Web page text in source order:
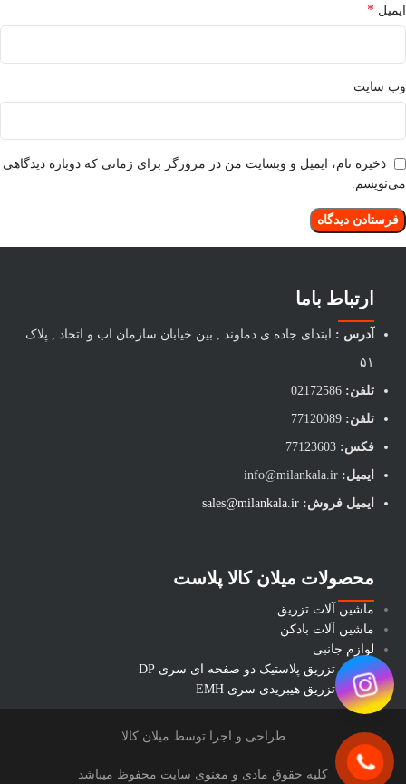
ایمیل *
وب‌ سایت
ذخیره نام، ایمیل و وبسایت من در مرورگر برای زمانی که دوباره دیدگاهی
می‌نویسم.
ارتباط باما
آدرس : ابتدای جاده ی دماوند , بین خیابان سازمان اب و اتحاد , پلاک
۵۱
تلفن: 02172586
تلفن:
فکس:
ایمیل:
ایمیل فروش: sales@milankala.ir
محصولات میلان کالا پلاست
ماشین آلات تزریق
ماشین آلات بادکن
لوازم جانبی
ماشین تزریق پلاستیک دو صفحه ای سری DP
ماشین تزریق هیبریدی سری EMH
طراحی و اجرا توسط میلان کالا
کلیه حقوق مادی و معنوی سایت محفوظ میباشد